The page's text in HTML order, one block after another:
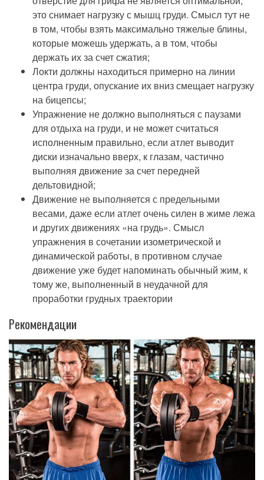
это снимает нагрузку с мышц груди. Смысл тут не
в том, чтобы взять максимально тяжелые блины,
которые можешь удержать, а в том, чтобы
держать их за счет сжатия;
Локти должны находиться примерно на линии
центра груди, опускание их вниз смещает нагрузку
на бицепсы;
Упражнение не должно выполняться с паузами
для отдыха на груди, и не может считаться
исполненным правильно, если атлет выводит
диски изначально вверх, к глазам, частично
выполняя движение за счет передней
дельтовидной;
Движение не выполняется с предельными
весами, даже если атлет очень силен в жиме лежа
и других движениях «на грудь». Смысл
упражнения в сочетании изометрической и
динамической работы, в противном случае
движение уже будет напоминать обычный жим, к
тому же, выполненный в неудачной для
проработки грудных траектории
Рекомендации